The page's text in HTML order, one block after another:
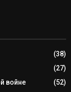
(38)
(27)
войне
(52)